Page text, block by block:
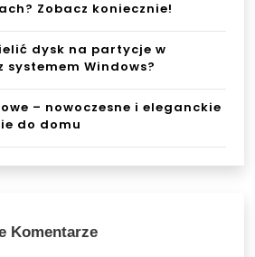
Zobacz koniecznie!
dysk na partycje w
systemem Windows?
– nowoczesne i eleganckie
do domu
Komentarze